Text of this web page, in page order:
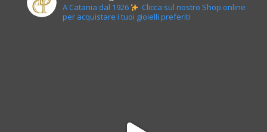
A Catania dal 1926
Clicca sul nostro Shop online
per acquistare i tuoi gioielli preferiti